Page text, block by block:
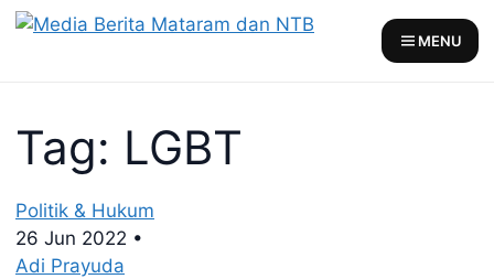
Skip
MENU
Tag: LGBT
Politik & Hukum
26 Jun 2022 •
Adi Prayuda